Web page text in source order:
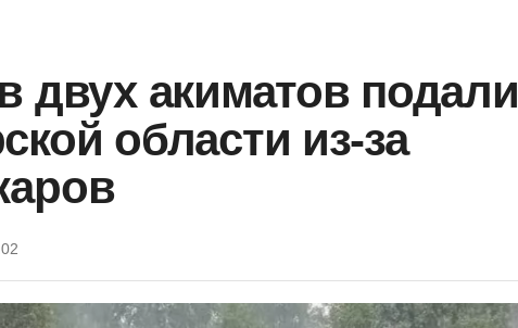
двух акиматов подали
области из-за